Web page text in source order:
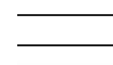
ー
投